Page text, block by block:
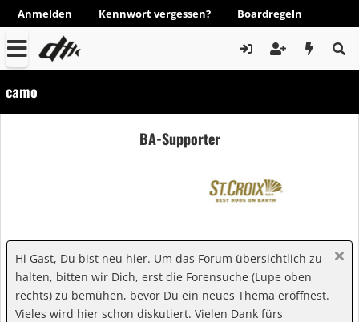
Anmelden Kennwort vergessen? Boardregeln
camo
BA-Supporter
Hi Gast, Du bist neu hier. Um das Forum übersichtlich zu
halten, bitten wir Dich, erst die Forensuche (Lupe oben
rechts) zu bemühen, bevor Du ein neues Thema eröffnest.
Vieles wird hier schon diskutiert. Vielen Dank fürs